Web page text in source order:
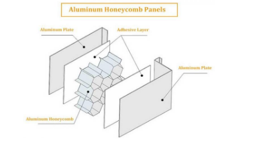
অ্যালুমিনিয়াম মধুচক্র
মিরর অ্যালুমিনিয়াম